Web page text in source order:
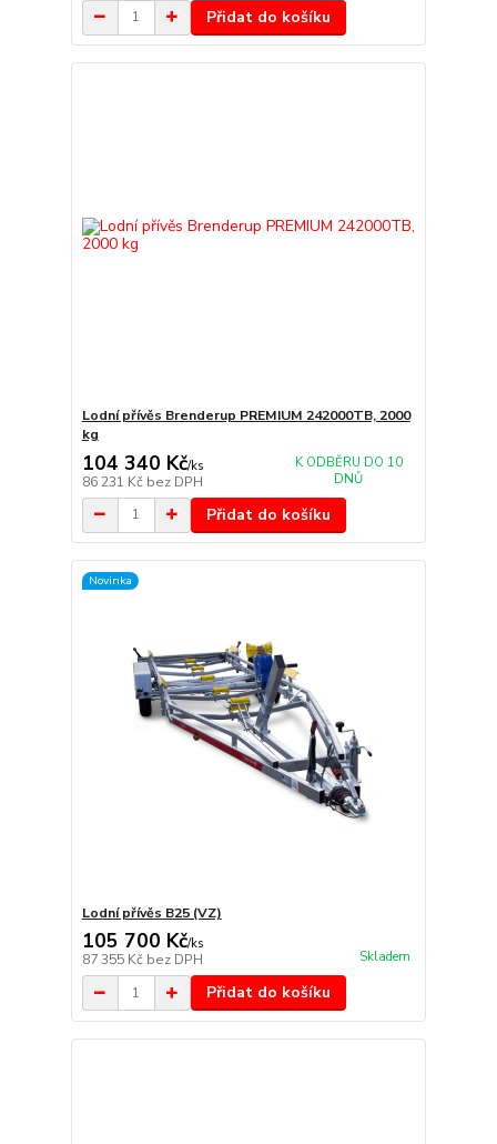
Přidat do košíku
Lodní přívěs Brenderup PREMIUM 242000TB, 2000
kg
104 340 Kč/ks
86 231 Kč bez DPH
K ODBĚRU DO 10
DNŮ
Přidat do košíku
Novinka
Lodní přívěs B25 (VZ)
105 700 Kč/ks
87 355 Kč bez DPH Skladem
Přidat do košíku